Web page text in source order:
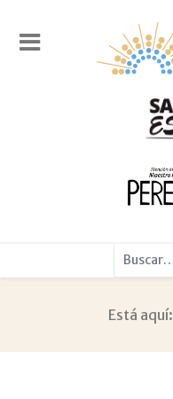
Buscar
Está aquí: